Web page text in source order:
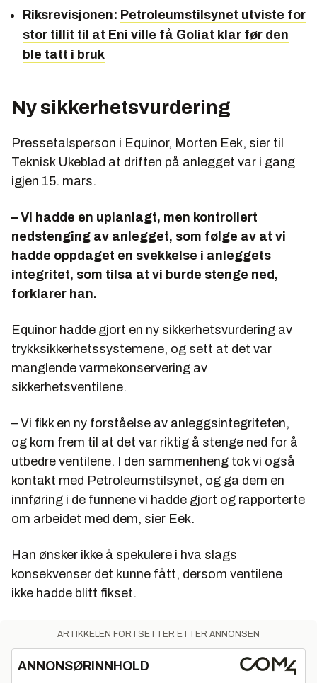
Riksrevisjonen: Petroleumstilsynet utviste for
stor tillit til at Eni ville få Goliat klar før den
ble tatt i bruk
Ny sikkerhetsvurdering
Pressetalsperson i Equinor, Morten Eek, sier til
Teknisk Ukeblad at driften på anlegget var i gang
igjen 15. mars.
– Vi hadde en uplanlagt, men kontrollert
nedstenging av anlegget, som følge av at vi
hadde oppdaget en svekkelse i anleggets
integritet, som tilsa at vi burde stenge ned,
forklarer han.
Equinor hadde gjort en ny sikkerhetsvurdering av
trykksikkerhetssystemene, og sett at det var
manglende varmekonservering av
sikkerhetsventilene.
– Vi fikk en ny forståelse av anleggsintegriteten,
og kom frem til at det var riktig å stenge ned for å
utbedre ventilene. I den sammenheng tok vi også
kontakt med Petroleumstilsynet, og ga dem en
innføring i de funnene vi hadde gjort og rapporterte
om arbeidet med dem, sier Eek.
Han ønsker ikke å spekulere i hva slags
konsekvenser det kunne fått, dersom ventilene
ikke hadde blitt fikset.
ARTIKKELEN FORTSETTER ETTER ANNONSEN
ANNONSØRINNHOLD